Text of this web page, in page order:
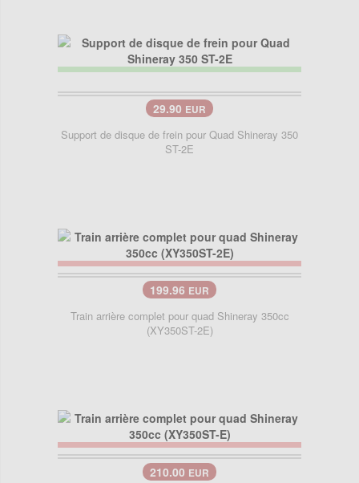
29.90 EUR
Support de disque de frein pour Quad Shineray 350
ST-2E
199.96 EUR
Train arrière complet pour quad Shineray 350cc
(XY350ST-2E)
210.00 EUR